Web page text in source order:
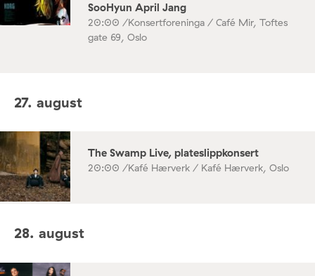
SooHyun April Jang
20:00 /Konsertforeninga / Café Mir, Toftes
gate 69, Oslo
27. august
The Swamp Live, plateslippkonsert
20:00 /Kafé Hærverk / Kafé Hærverk, Oslo
28. august